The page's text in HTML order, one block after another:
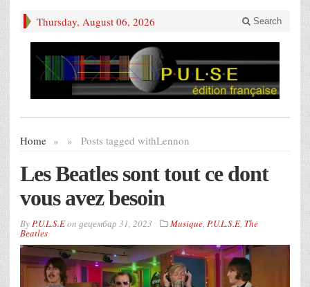
Thursday, August 06, 2026 Search
Home » Posts tagged with
» Lennon
Les Beatles sont tout ce dont
vous avez besoin
ByP.U.L.S.Eon децембар 31, 2023 Musique, P.U.L.S.E, The
Beatles